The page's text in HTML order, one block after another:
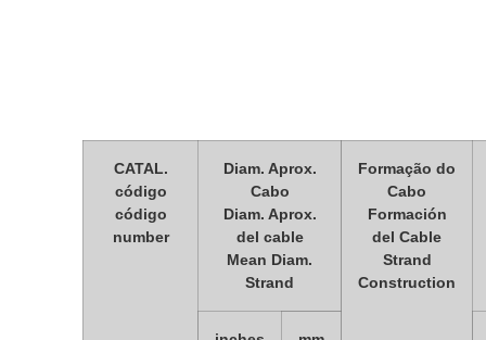
CATAL.
código
código
number
Diam. Aprox.
Cabo
Diam. Aprox.
del cable
Mean Diam.
Strand
Formação do
Cabo
Formación
del Cable
Strand
Construction